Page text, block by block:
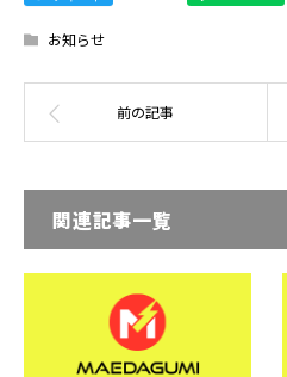
お知らせ
関連記事一覧